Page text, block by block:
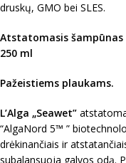
druskų, GMO bei SLES.
Atstatomasis šampūnas
250 ml
Pažeistiems plaukams.
L’Alga „Seawet”
“AlgaNord 5™ ”
drėkinančiais ir
subalansuoja galvos odą.